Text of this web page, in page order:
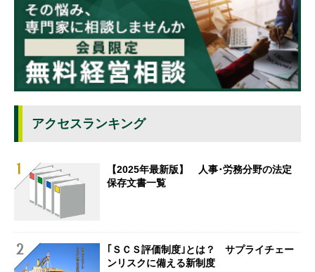
アクセスランキング
【2025年最新版】 人事･労務分野の法定
保存文書一覧
｢ＳＣＳ評価制度｣とは？ サプライチェー
ンリスクに備える新制度